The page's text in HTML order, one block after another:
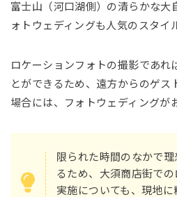
富士山（河口湖側）の清らかな大
ォトウェディングも人気のスタイ
ロケーションフォトの撮影であれ
とができるため、遠方からのゲス
場合には、フォトウェディングが
限られた時間のなかで
るため、大須商店街で
実施についても、現地